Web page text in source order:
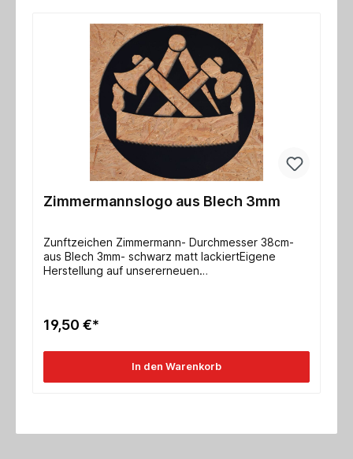
Zimmermannslogo aus Blech 3mm
Zunftzeichen Zimmermann- Durchmesser 38cm-
aus Blech 3mm- schwarz matt lackiertEigene
Herstellung auf unsererneuen
19,50 €*
In den Warenkorb